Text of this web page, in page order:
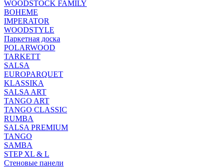
WOODSTOCK FAMILY
BOHEME
IMPERATOR
WOODSTYLE
Паркетная доска
POLARWOOD
TARKETT
SALSA
EUROPARQUET
KLASSIKA
SALSA ART
TANGO ART
TANGO CLASSIC
RUMBA
SALSA PREMIUM
TANGO
SAMBA
STEP XL & L
Стеновые панели